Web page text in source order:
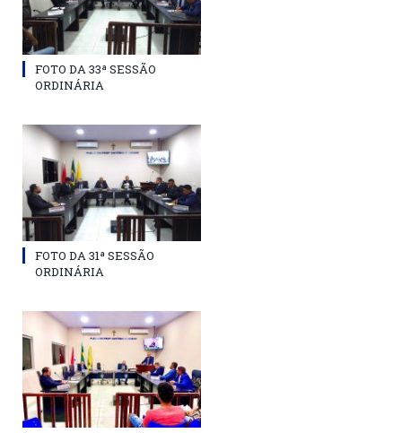
FOTO DA 33ª SESSÃO
ORDINÁRIA
FOTO DA 31ª SESSÃO
ORDINÁRIA